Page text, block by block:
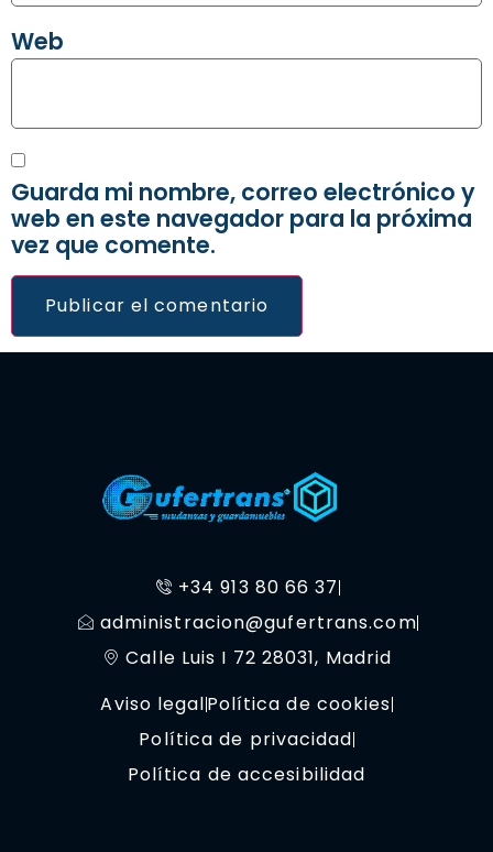
Web
Guarda mi nombre, correo electrónico y
web en este navegador para la próxima
vez que comente.
+34 913 80 66 37
administracion@gufertrans.com
Calle Luis I 72 28031, Madrid
Aviso legalPolítica de cookies
Política de privacidad
Política de accesibilidad